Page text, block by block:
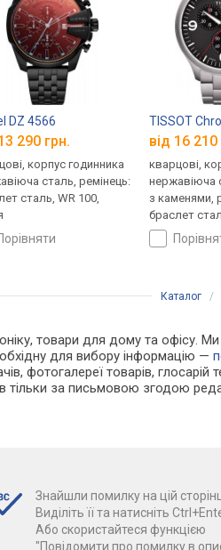
DZ 4566
290 грн.
корпус годинника
сталь, ремінець:
сталь, WR 100,
порівняти
TISSOT
від 16 210
кварцові,
нержавіюча
з каменями,
браслет
Швейцарія
Каталог /
товари для дому та офісу.
для вибору інформацію —
фотогалереї товарів, глосарій
тільки за письмовою згодою
Знайшли помилку на цій
Виділіть її та натисніть
Або скористайтеся функцією
"Повідомити про помилку в